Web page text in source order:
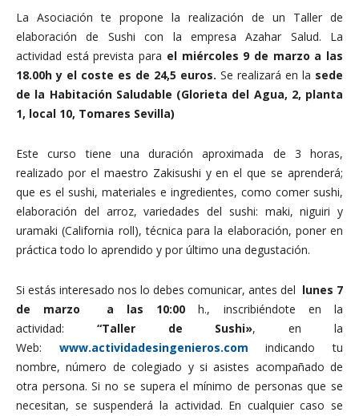
La Asociación te propone la realización de un Taller de
elaboración de Sushi con la empresa Azahar Salud. La
actividad está prevista para el miércoles 9 de marzo a las
18.00h y el coste es de 24,5 euros. Se realizará en la sede
de la Habitación Saludable (Glorieta del Agua, 2, planta
1, local 10, Tomares Sevilla)
Este curso tiene una duración aproximada de 3 horas,
realizado por el maestro Zakisushi y en el que se aprenderá;
que es el sushi, materiales e ingredientes, como comer sushi,
elaboración del arroz, variedades del sushi: maki, niguiri y
uramaki (California roll), técnica para la elaboración, poner en
práctica todo lo aprendido y por último una degustación.
Si estás interesado nos lo debes comunicar, antes del lunes 7
de marzo a las 10:00 h., inscribiéndote en la
actividad: “Taller de Sushi», en la
Web: www.actividadesingenieros.comindicando tu
nombre, número de colegiado y si asistes acompañado de
otra persona. Si no se supera el mínimo de personas que se
necesitan, se suspenderá la actividad. En cualquier caso se